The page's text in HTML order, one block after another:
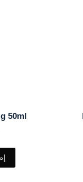
50ml